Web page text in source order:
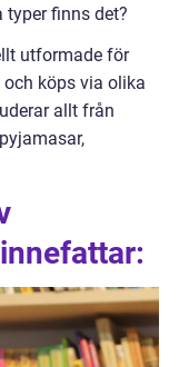
typer finns det?
utformade för
köps via olika
allt från